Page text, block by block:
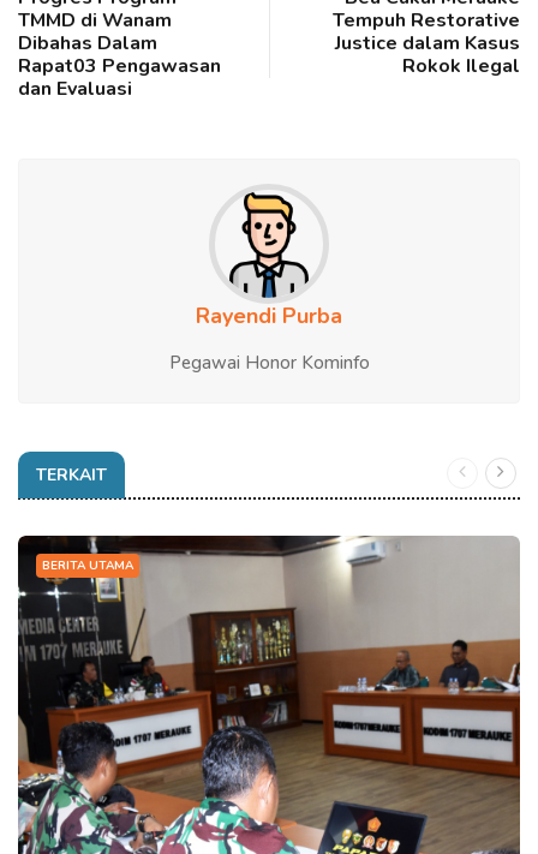
TMMD di Wanam
Dibahas Dalam
Rapat03 Pengawasan
dan Evaluasi
Tempuh Restorative
Justice dalam Kasus
Rokok Ilegal
Rayendi Purba
Pegawai Honor Kominfo
TERKAIT
BERITA UTAMA